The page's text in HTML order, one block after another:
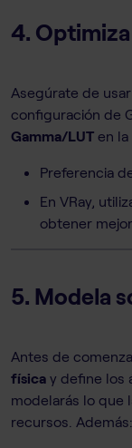
4.
Asegúrate de
configuración de
Gamma/LUT en
Preferencia
En VRay,
obtener
5. Modela
Antes de
física y define los
modelarás lo que
recursos. Además: